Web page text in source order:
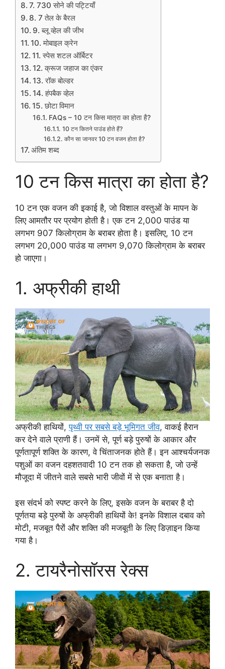
7. 730 सोने की पट्टियाँ
8. 7 तेल के बैरल
9. ब्लू व्हेल की जीभ
10. मोबाइल क्रेन
11. स्पेस शटल ऑर्बिटर
12. क्रूज जहाज का एंकर
13. रॉक बोल्डर
14. हंपबैक व्हेल
15. छोटा विमान
FAQs – 10 टन किस मात्रा का होता है?
10 टन कितने पाउंड होते हैं?
कौन सा जानवर 10 टन वजन होता है?
अंतिम शब्द
10 टन किस मात्रा का होता है?
10 टन एक वजन की इकाई है, जो विशाल वस्तुओं के मापन के
लिए आमतौर पर प्रयोग होती है। एक टन 2,000 पाउंड या
लगभग 907 किलोग्राम के बराबर होता है। इसलिए, 10 टन
लगभग 20,000 पाउंड या लगभग 9,070 किलोग्राम के बराबर
हो जाएगा।
1. अफ्रीकी हाथी
अफ्रीकी हाथियों,पृथ्वी पर सबसे बड़े भूमिगत जीव, वाकई हैरान
कर देने वाले प्राणी हैं। उनमें से, पूर्ण बड़े पुरुषों के आकार और
पूर्णतापूर्ण शक्ति के कारण, वे चिंताजनक होते हैं। इन आश्चर्यजनक
पशुओं का वजन दहशतवादी 10 टन तक हो सकता है, जो उन्हें
मौजूदा में जीतने वाले सबसे भारी जीवों में से एक बनाता है।
इस संदर्भ को स्पष्ट करने के लिए, इसके वजन के बराबर है दो
पूर्णतया बड़े पुरुषों के अफ्रीकी हाथियों के! इनके विशाल दबाव को
मोटी, मजबूत पैरों और शक्ति की मजबूती के लिए डिज़ाइन किया
गया है।
2. टायरैनोसॉरस रेक्स